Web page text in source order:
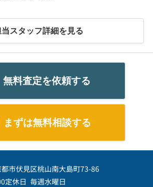
当スタッフ詳細を見る
無料査定を依頼する
まずは無料相談する
市伏見区桃山南大島町73-86
定休日 毎週水曜日